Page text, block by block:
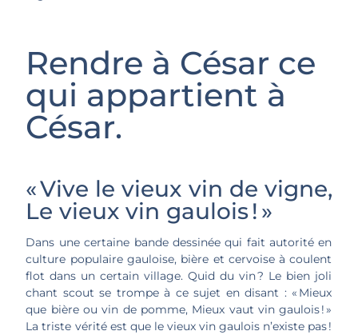
Rendre à César ce
qui appartient à
César.
« Vive le vieux vin de vigne,
Le vieux vin gaulois ! »
Dans une certaine bande dessinée qui fait autorité en
culture populaire gauloise, bière et cervoise à coulent
flot dans un certain village. Quid du vin ? Le bien joli
chant scout se trompe à ce sujet en disant : « Mieux
que bière ou vin de pomme, Mieux vaut vin gaulois ! »
La triste vérité est que le vieux vin gaulois n’existe pas !